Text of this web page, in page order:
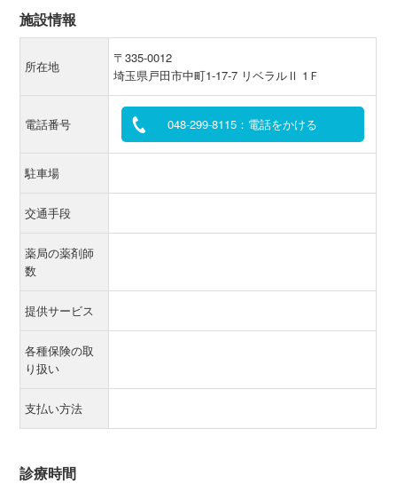
施設情報
所在地
〒335-0012
埼玉県戸田市中町1-17-7 リベラルⅡ 1Ｆ
電話番号 048-299-8115：電話をかける
駐車場
交通手段
薬局の薬剤師
数
提供サービス
各種保険の取
り扱い
支払い方法
診療時間